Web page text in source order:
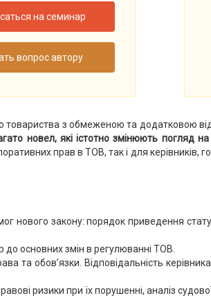
на семинар
вопрос автору
товариства з обмеженою та додатковою
новел, які істотно змінюють погляд
прав в ТОВ, так і для керівників,
нового закону: порядок приведення
до основних змін в регулюванні ТОВ.
та обов’язки. Відповідальність
ризики при їх порушенні, аналіз